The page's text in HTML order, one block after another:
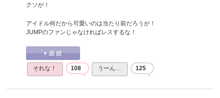
クソが！
アイドル何だから可愛いのは当たり前だろうが！
JUMPのファンじゃなければレスするな！
それな！ 108 うーん… 125